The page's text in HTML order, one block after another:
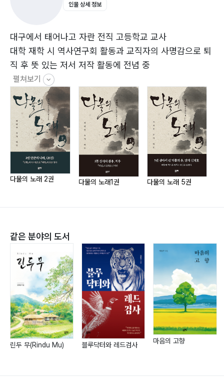
3. 세상의 운명을 떠안은 ?인간’ 단군
3.2 선인 유위자, 배달의 미래를 밝히다·135
3.3 무정과 부호, 악령으로 ‘천을’의 땅을 물들이다·155
3.4 선인 고수노, 어진 정사의 신법을 전하다·167
3.5 귀방의 신불, 조선의 혼을 거두다·174
3.6 천군의 반란과 ‘대부여’·185
인명 색인·194
중요 용어 설명·203
인물 상세 정보
대구에서 태어나고 자란 전직 고등학교 교사
대학 재학 시 역사연구회 활동과 교직자의 사명감으로 퇴
직 후 뜻 있는 저서 저작 활동에 전념 중
펼쳐보기
다물의 노래 2권 다물의 노래1권 다물의 노래 5권
같은 분야의 도서
린두 무(Rindu Mu) 블루닥터와 레드검사 마음의 고향